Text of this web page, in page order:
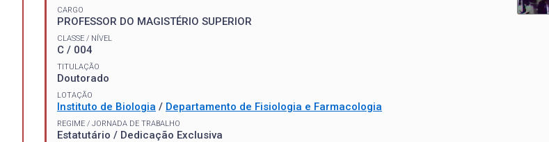
CARGO
PROFESSOR DO MAGISTÉRIO SUPERIOR
CLASSE / NÍVEL
C / 004
TITULAÇÃO
Doutorado
LOTAÇÃO
Instituto de Biologia / Departamento de Fisiologia e Farmacologia
REGIME / JORNADA DE TRABALHO
Estatutário / Dedicação Exclusiva